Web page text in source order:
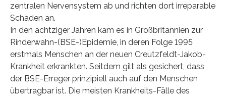
zentralen Nervensystem ab und richten dort irreparable
Schäden an.
In den achtziger Jahren kam es in Großbritannien zur
Rinderwahn-(BSE-)Epidemie, in deren Folge 1995
erstmals Menschen an der neuen Creutzfeldt-Jakob-
Krankheit erkrankten. Seitdem gilt als gesichert, dass
der BSE-Erreger prinzipiell auch auf den Menschen
übertragbar ist. Die meisten Krankheits-Fälle des